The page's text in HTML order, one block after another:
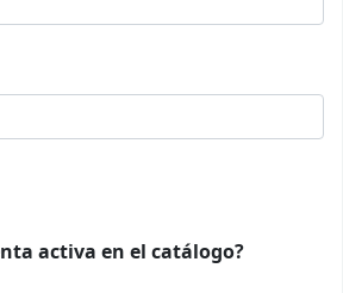
activa en el catálogo?